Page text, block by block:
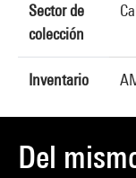
Sector de
colección
Inventario
Del